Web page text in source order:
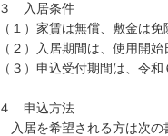
３ 入居条件
（１）家賃は無償、敷金は免
（２）入居期間は、使用開
（３）申込受付期間は、令
４ 申込方法
入居を希望される方は次の